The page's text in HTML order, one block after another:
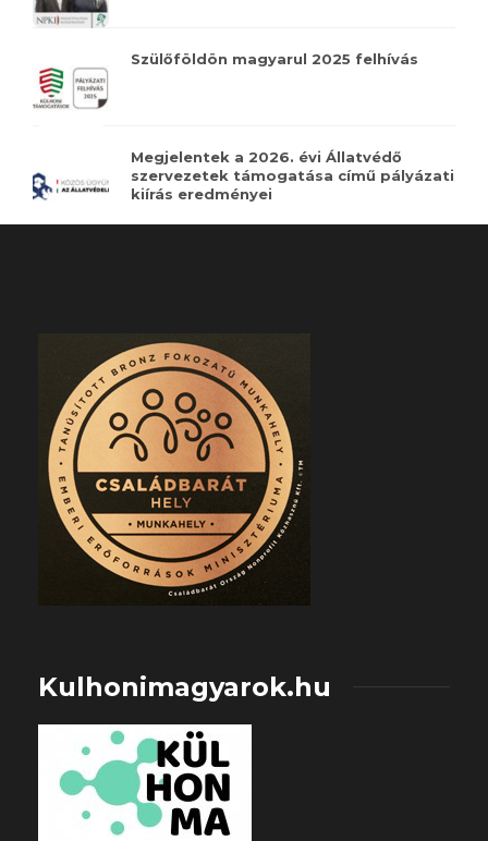
Szülőföldön magyarul 2025 felhívás
Megjelentek a 2026. évi Állatvédő
szervezetek támogatása című pályázati
kiírás eredményei
Kulhonimagyarok.hu